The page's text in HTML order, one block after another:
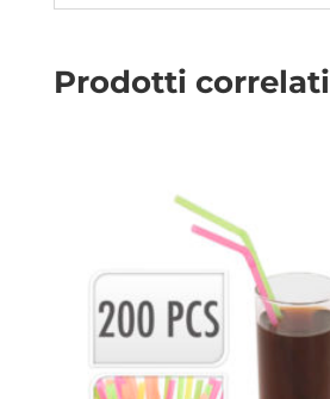
Prodotti correlati